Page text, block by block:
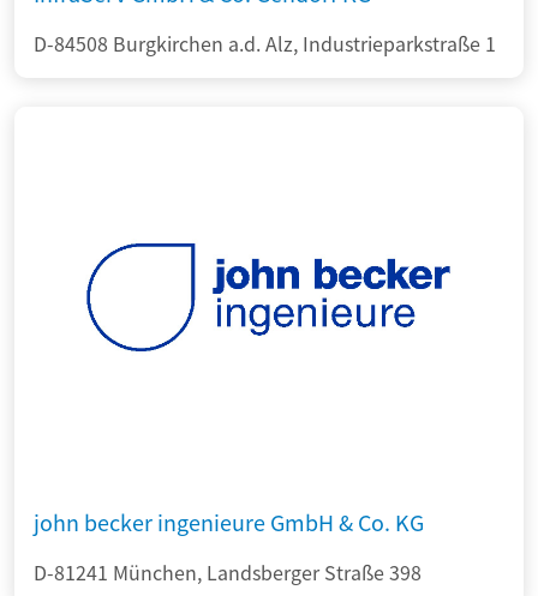
D-84508 Burgkirchen a.d. Alz, Industrieparkstraße 1
john becker ingenieure GmbH & Co. KG
D-81241 München, Landsberger Straße 398